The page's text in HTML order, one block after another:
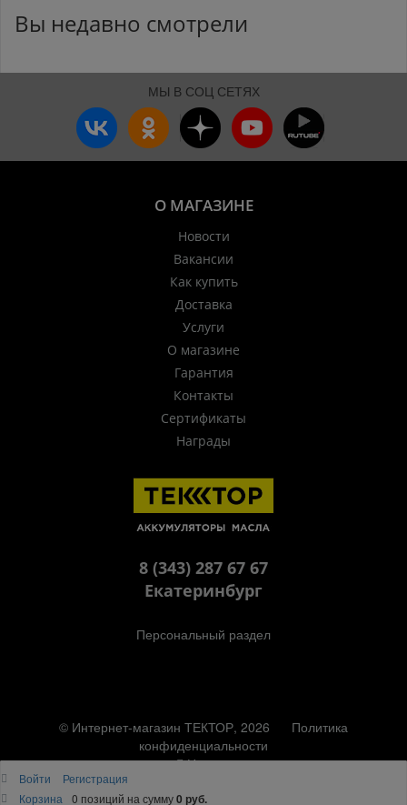
Вы недавно смотрели
МЫ В СОЦ СЕТЯХ
О МАГАЗИНЕ
Новости
Вакансии
Как купить
Доставка
Услуги
О магазине
Гарантия
Контакты
Сертификаты
Награды
8 (343) 287 67 67
Екатеринбург
Персональный раздел
© Интернет-магазин ТЕКТОР, 2026
Политика
конфиденциальности
Наверх
Войти
Регистрация
Корзина
0 позиций на сумму0 руб.